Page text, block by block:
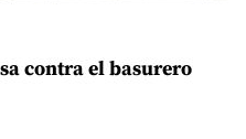
contra el basurero